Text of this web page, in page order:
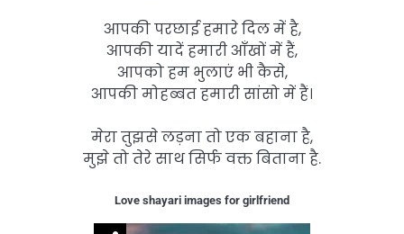
आपकी परछाई हमारे दिल में है,
आपकी यादें हमारी आँखों में हैं,
आपको हम भुलाएं भी कैसे,
आपकी मोहब्बत हमारी सांसो में हैं।
मेरा तुझसे लड़ना तो एक बहाना है,
मुझे तो तेरे साथ सिर्फ वक्त बिताना है.
Love shayari images for girlfriend